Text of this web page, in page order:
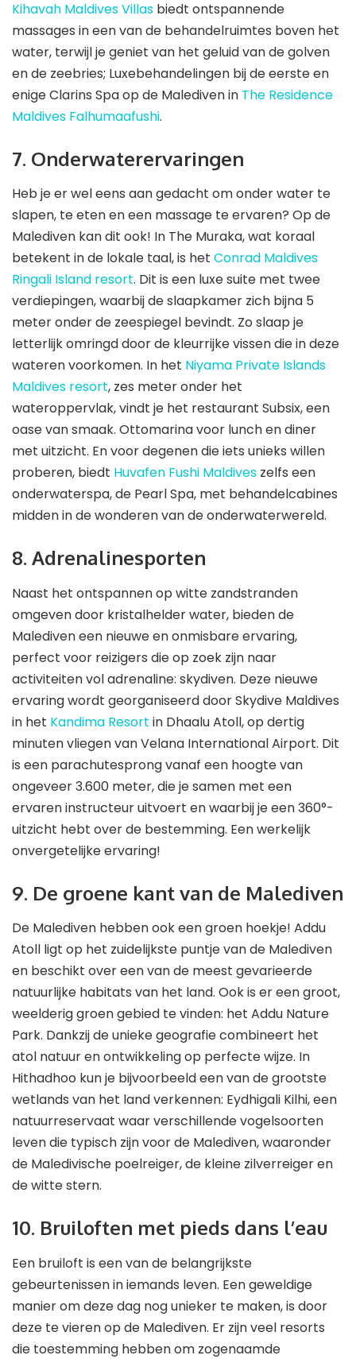
Kihavah Maldives Villas biedt ontspannende
massages in een van de behandelruimtes boven het
water, terwijl je geniet van het geluid van de golven
en de zeebries; Luxebehandelingen bij de eerste en
enige Clarins Spa op de Malediven in The Residence
Maldives Falhumaafushi.
7. Onderwaterervaringen
Heb je er wel eens aan gedacht om onder water te
slapen, te eten en een massage te ervaren? Op de
Malediven kan dit ook! In The Muraka, wat koraal
betekent in de lokale taal, is het Conrad Maldives
Ringali Island resort. Dit is een luxe suite met twee
verdiepingen, waarbij de slaapkamer zich bijna 5
meter onder de zeespiegel bevindt. Zo slaap je
letterlijk omringd door de kleurrijke vissen die in deze
wateren voorkomen. In het Niyama Private Islands
Maldives resort, zes meter onder het
wateroppervlak, vindt je het restaurant Subsix, een
oase van smaak. Ottomarina voor lunch en diner
met uitzicht. En voor degenen die iets unieks willen
proberen, biedt Huvafen Fushi Maldives zelfs een
onderwaterspa, de Pearl Spa, met behandelcabines
midden in de wonderen van de onderwaterwereld.
8. Adrenalinesporten
Naast het ontspannen op witte zandstranden
omgeven door kristalhelder water, bieden de
Malediven een nieuwe en onmisbare ervaring,
perfect voor reizigers die op zoek zijn naar
activiteiten vol adrenaline: skydiven. Deze nieuwe
ervaring wordt georganiseerd door Skydive Maldives
in het Kandima Resort in Dhaalu Atoll, op dertig
minuten vliegen van Velana International Airport. Dit
is een parachutesprong vanaf een hoogte van
ongeveer 3.600 meter, die je samen met een
ervaren instructeur uitvoert en waarbij je een 360°-
uitzicht hebt over de bestemming. Een werkelijk
onvergetelijke ervaring!
9. De groene kant van de Malediven
De Malediven hebben ook een groen hoekje! Addu
Atoll ligt op het zuidelijkste puntje van de Malediven
en beschikt over een van de meest gevarieerde
natuurlijke habitats van het land. Ook is er een groot,
weelderig groen gebied te vinden: het Addu Nature
Park. Dankzij de unieke geografie combineert het
atol natuur en ontwikkeling op perfecte wijze. In
Hithadhoo kun je bijvoorbeeld een van de grootste
wetlands van het land verkennen: Eydhigali Kilhi, een
natuurreservaat waar verschillende vogelsoorten
leven die typisch zijn voor de Malediven, waaronder
de Maledivische poelreiger, de kleine zilverreiger en
de witte stern.
10. Bruiloften met pieds dans l’eau
Een bruiloft is een van de belangrijkste
gebeurtenissen in iemands leven. Een geweldige
manier om deze dag nog unieker te maken, is door
deze te vieren op de Malediven. Er zijn veel resorts
die toestemming hebben om zogenaamde